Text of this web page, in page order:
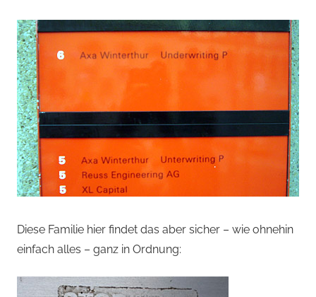
Diese Familie hier findet das aber sicher – wie ohnehin
einfach alles – ganz in Ordnung: